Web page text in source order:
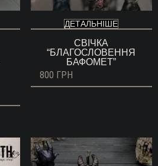
ДЕТАЛЬНІШЕ
СВІЧКА
“БЛАГОСЛОВЕННЯ
БАФОМЕТ”
800 ГРН